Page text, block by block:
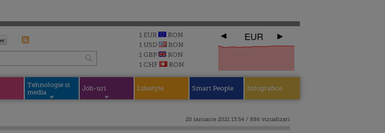
1 EUR
RON
1 USD
RON
1 GBP
RON
1 CHF
RON
EUR
Tehnologie si
media
Job-uri Lifestyle Smart People Infografice
20 ianuarie 2021 13:54 / 886 vizualizari